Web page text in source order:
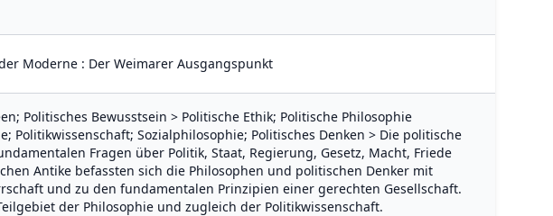
Moderne : Der Weimarer Ausgangspunkt
Politisches Bewusstsein > Politische Ethik; Politische Philosophie
Politikwissenschaft; Sozialphilosophie; Politisches Denken > Die politische
Fragen über Politik, Staat, Regierung, Gesetz, Macht, Friede
Antike befassten sich die Philosophen und politischen Denker mit
und zu den fundamentalen Prinzipien einer gerechten Gesellschaft.
der Philosophie und zugleich der Politikwissenschaft.